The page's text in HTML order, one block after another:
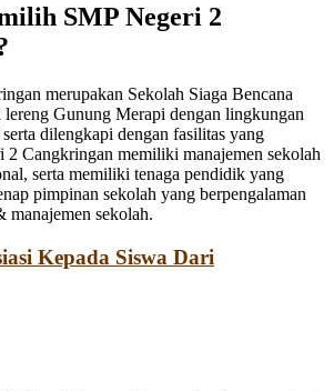
SMP Negeri 2
merupakan Sekolah Siaga Bencana
Gunung Merapi dengan lingkungan
dilengkapi dengan fasilitas yang
2 Cangkringan memiliki manajemen sekolah
serta memiliki tenaga pendidik yang
pimpinan sekolah yang berpengalaman
sekolah.
Kepada Siswa Dari